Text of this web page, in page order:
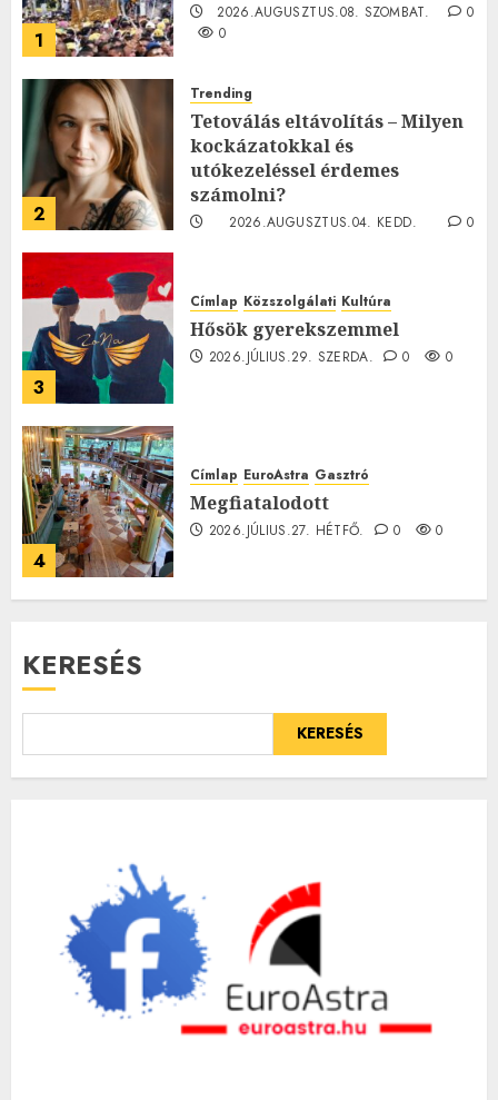
1
2026.AUGUSZTUS.08. SZOMBAT.
0
0
2
Trending
Tetoválás eltávolítás – Milyen
kockázatokkal és
utókezeléssel érdemes
számolni?
2026.AUGUSZTUS.04. KEDD.
0
3
Címlap Közszolgálati Kultúra
Hősök gyerekszemmel
2026.JÚLIUS.29. SZERDA. 0 0
4
Címlap EuroAstra Gasztró
Megfiatalodott
2026.JÚLIUS.27. HÉTFŐ. 0 0
KERESÉS
KERESÉS